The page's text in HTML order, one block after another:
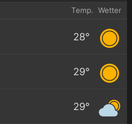
Temp. Wetter
28°
29°
29°